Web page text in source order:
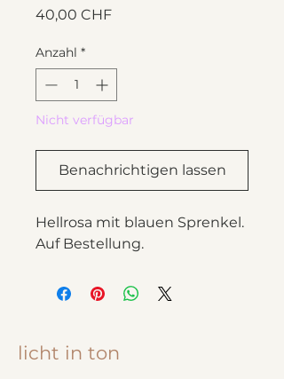
40,00 CHFPreis
Anzahl *
Nicht verfügbar
Benachrichtigen lassen
Hellrosa mit blauen Sprenkel.
Auf Bestellung.
licht in ton